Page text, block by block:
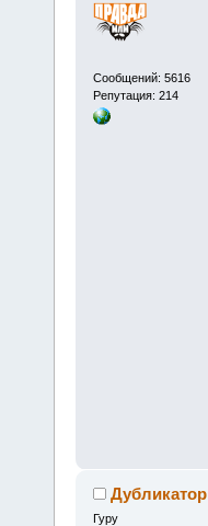
Сообщений: 5616
Репутация: 214
Дубликатор
Гуру